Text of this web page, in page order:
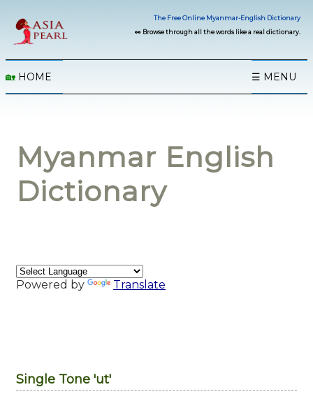
The Free Online Myanmar-English Dictionary
👀 Browse through all the words like a real dictionary.
🏡 HOME ☰ MENU
Myanmar English
Dictionary
Powered by Translate
Single Tone 'ut'